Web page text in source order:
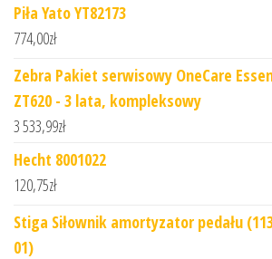
Piła Yato YT82173
774,00zł
Zebra Pakiet serwisowy OneCare
ZT620 - 3 lata, kompleksowy
3 533,99zł
Hecht 8001022
120,75zł
Stiga Siłownik amortyzator pedału
01)